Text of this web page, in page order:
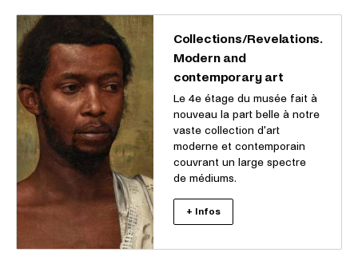
Collections/Revelations.
Modern and
contemporary art
Le 4e étage du musée fait à
nouveau la part belle à notre
vaste collection d'art
moderne et contemporain
couvrant un large spectre
de médiums.
+ Infos